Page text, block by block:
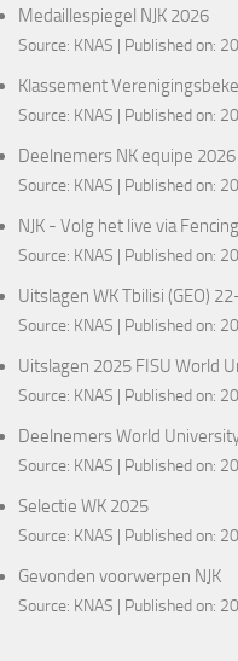
Medaillespiegel NJK 2026
Source: KNAS Published on:
Klassement
Source: KNAS Published on:
Deelnemers NK equipe 2026
Source: KNAS Published on:
NJK - Volg het live via
Source: KNAS Published on:
Uitslagen WK Tbilisi (GEO)
Source: KNAS Published on:
Uitslagen 2025 FISU World
Source: KNAS Published on:
Deelnemers World
Source: KNAS Published on:
Selectie WK 2025
Source: KNAS Published on:
Gevonden voorwerpen NJK
Source: KNAS Published on: